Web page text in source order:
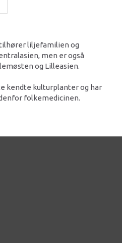
liljefamilien og
men er også
og Lilleasien.
kendte kulturplanter og har
folkemedicinen.